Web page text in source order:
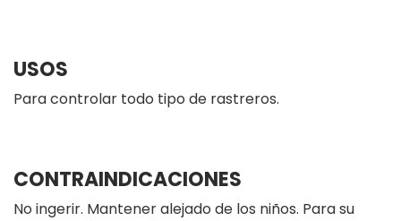
USOS
Para controlar todo tipo de rastreros.
CONTRAINDICACIONES
No ingerir. Mantener alejado de los niños. Para su